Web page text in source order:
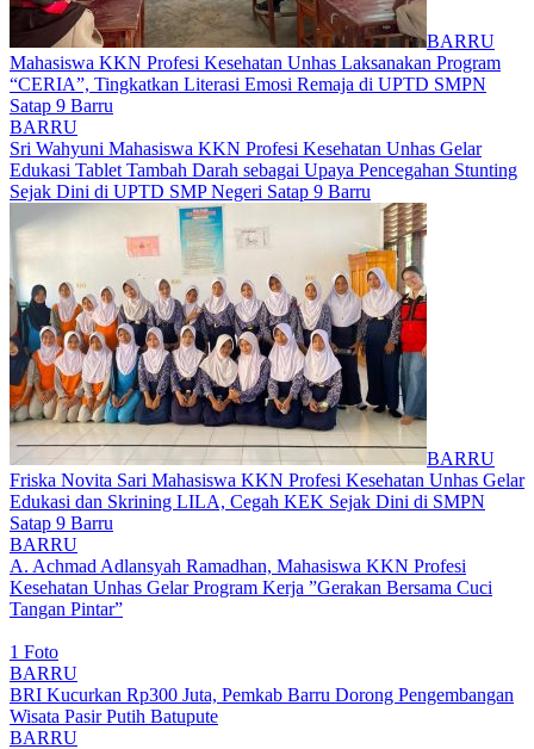
BARRU
Mahasiswa KKN Profesi Kesehatan Unhas Laksanakan Program
“CERIA”, Tingkatkan Literasi Emosi Remaja di UPTD SMPN
Satap 9 Barru
BARRU
Sri Wahyuni Mahasiswa KKN Profesi Kesehatan Unhas Gelar
Edukasi Tablet Tambah Darah sebagai Upaya Pencegahan Stunting
Sejak Dini di UPTD SMP Negeri Satap 9 Barru
BARRU
Friska Novita Sari Mahasiswa KKN Profesi Kesehatan Unhas Gelar
Edukasi dan Skrining LILA, Cegah KEK Sejak Dini di SMPN
Satap 9 Barru
BARRU
A. Achmad Adlansyah Ramadhan, Mahasiswa KKN Profesi
Kesehatan Unhas Gelar Program Kerja ”Gerakan Bersama Cuci
Tangan Pintar”
1 Foto
BARRU
BRI Kucurkan Rp300 Juta, Pemkab Barru Dorong Pengembangan
Wisata Pasir Putih Batupute
BARRU